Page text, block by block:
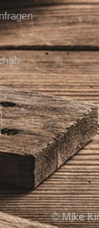
© Mike